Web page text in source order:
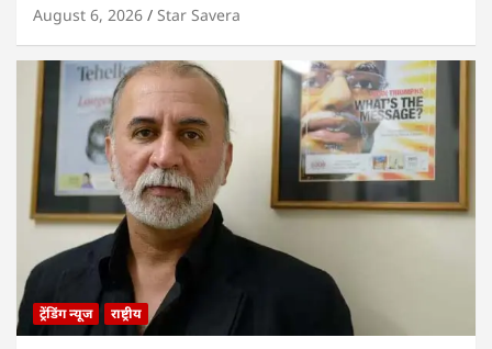
August 6, 2026 Star Savera
ट्रेंडिंग न्यूज राष्ट्रीय